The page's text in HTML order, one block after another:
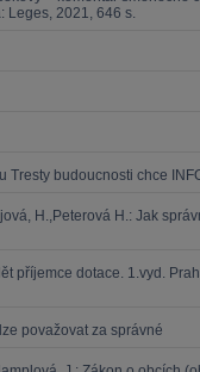
Leges, 2021, 646 s.
budoucnosti chce
H.,Peterová H.: Jak
příjemce dotace. 1.vyd.
považovat za správné